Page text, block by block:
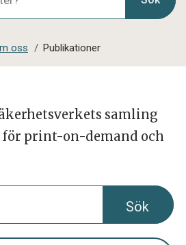
oss / Publikationer
samling
print-on-demand och
Sök